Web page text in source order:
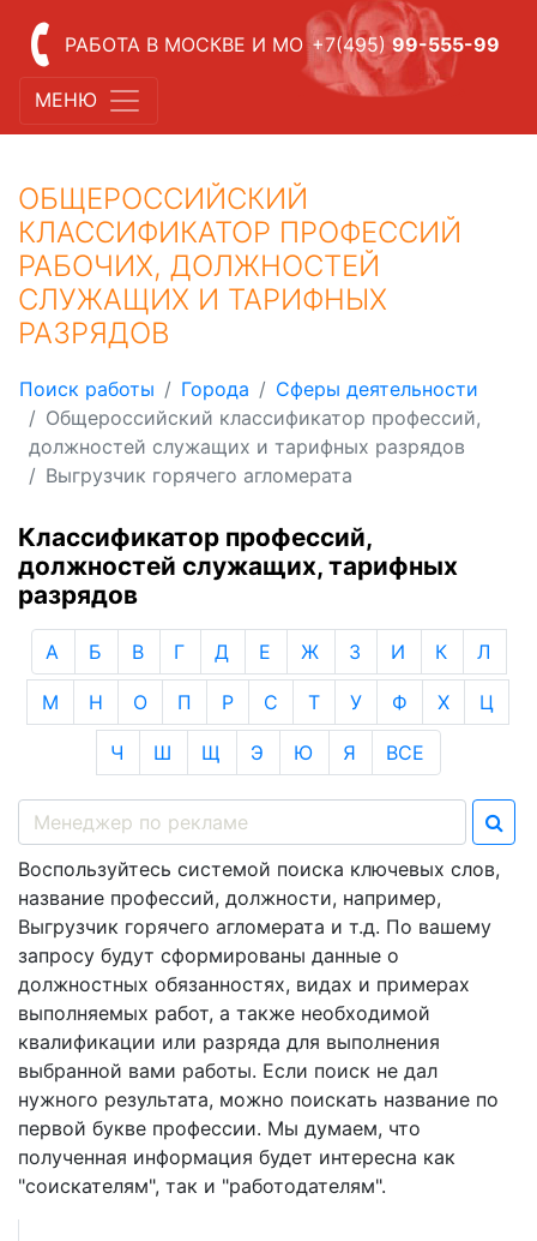
РАБОТА В МОСКВЕ И МО +7(495) 99-555-99
МЕНЮ
ОБЩЕРОССИЙСКИЙ
КЛАССИФИКАТОР ПРОФЕССИЙ
РАБОЧИХ, ДОЛЖНОСТЕЙ
СЛУЖАЩИХ И ТАРИФНЫХ
РАЗРЯДОВ
Поиск работы Города
Сферы деятельности
Общероссийский классификатор профессий,
должностей служащих и тарифных разрядов
Выгрузчик горячего агломерата
Классификатор профессий,
должностей служащих, тарифных
разрядов
А Б В Г Д Е Ж З И К Л
М Н О П Р С Т У Ф Х Ц
Ч Ш Щ Э Ю Я ВСЕ
Воспользуйтесь системой поиска ключевых слов,
название профессий, должности, например,
Выгрузчик горячего агломерата и т.д. По вашему
запросу будут сформированы данные о
должностных обязанностях, видах и примерах
выполняемых работ, а также необходимой
квалификации или разряда для выполнения
выбранной вами работы. Если поиск не дал
нужного результата, можно поискать название по
первой букве профессии. Мы думаем, что
полученная информация будет интересна как
"соискателям", так и "работодателям".